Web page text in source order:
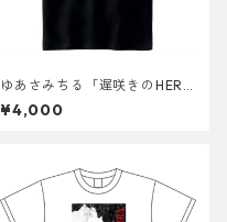
ゆあさみちる「遅咲きのHER
O」黒・Tシャツ（サイズSの
み）
¥4,000